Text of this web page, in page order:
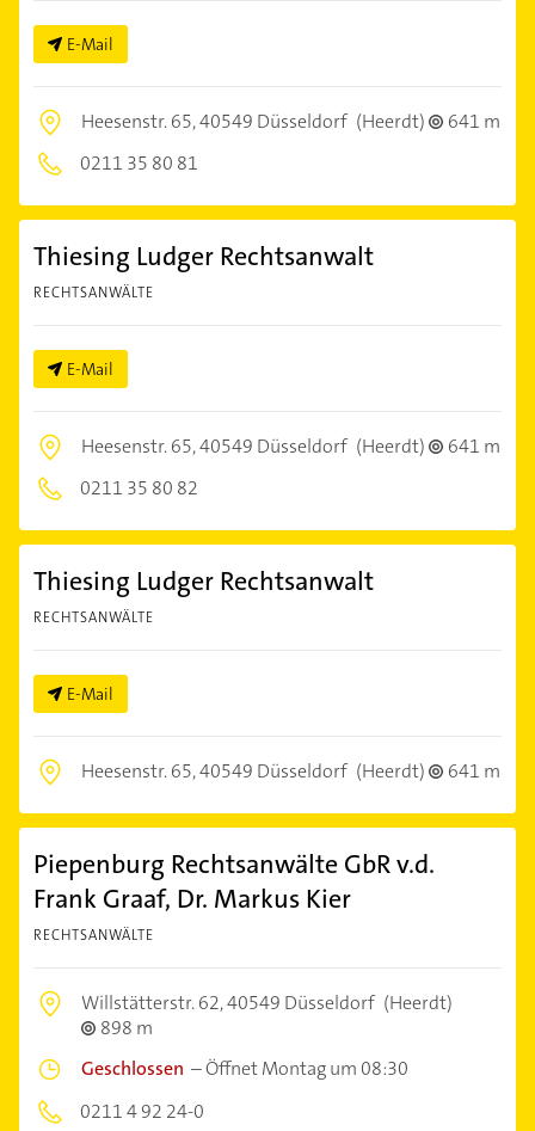
E-Mail
Heesenstr. 65,40549 Düsseldorf (Heerdt)
641 m
0211 35 80 81
Thiesing Ludger Rechtsanwalt
RECHTSANWÄLTE
E-Mail
Heesenstr. 65,40549 Düsseldorf (Heerdt)
641 m
0211 35 80 82
Thiesing Ludger Rechtsanwalt
RECHTSANWÄLTE
E-Mail
Heesenstr. 65,40549 Düsseldorf (Heerdt) 641 m
Piepenburg Rechtsanwälte GbR v.d.
Frank Graaf, Dr. Markus Kier
RECHTSANWÄLTE
Willstätterstr. 62,40549 Düsseldorf (Heerdt)
898 m
Geschlossen –Öffnet Montag um 08:30
0211 4 92 24-0